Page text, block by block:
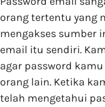
orang tertentu yang
mengakses sumber
email itu sendiri.
agar password
orang lain. Ketika
telah mengetahui